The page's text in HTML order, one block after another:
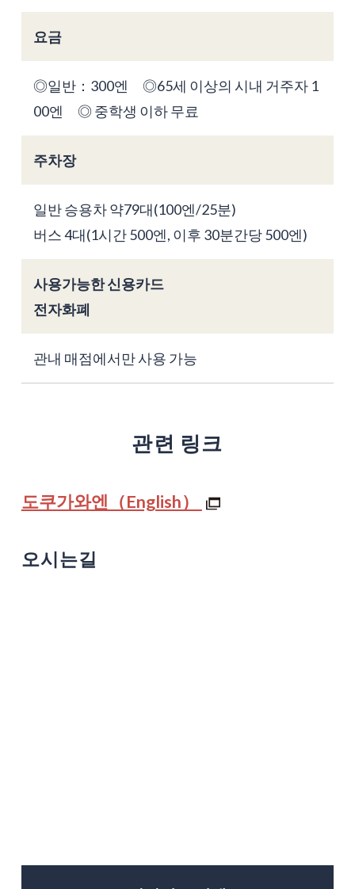
요금
◎일반：300엔 ◎65세 이상의 시내 거주자 1
00엔 ◎ 중학생 이하 무료
주차장
일반 승용차 약79대(100엔/25분)
버스 4대(1시간 500엔, 이후 30분간당 500엔)
사용가능한 신용카드
전자화폐
관내 매점에서만 사용 가능
관련 링크
도쿠가와엔（English）
오시는길